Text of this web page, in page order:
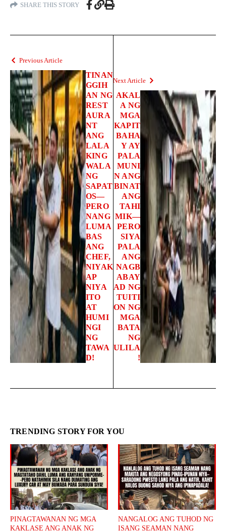
SHARE THIS STORY
Previous Article
TINAN
GGIH
AN NG
REST
AURA
NT
ANG
LALA
KING
WALA
NG
SAPAT
OS—
PERO
NANG
LUMA
BAS
ANG
CHEF,
NIYAK
AP
NIYA
ITO
AT
HUMI
NGI
NG
TAWA
D!
Next Article
AKAL
A NG
MGA
KAPIT
BAHA
Y AY
PALA
MUNI
N ANG
BINAT
ANG
TAHI
MIK—
PERO
SIYA
PALA
ANG
NAGB
ABAY
AD NG
TUITI
ON NG
MGA
BATA
NG
ULILA
!
TRENDING STORY FOR YOU
PINAGTAWANAN NG MGA
KAKLASE ANG ANAK NG
NANGALOG ANG TUHOD NG
ISANG SEAMAN NANG